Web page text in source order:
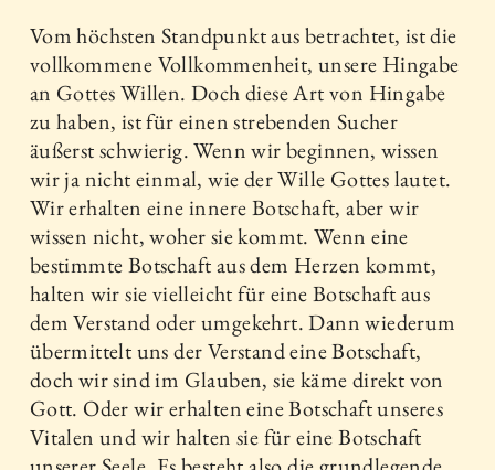
Vom höchsten Standpunkt aus betrachtet, ist die
vollkommene Vollkommenheit, unsere Hingabe
an Gottes Willen. Doch diese Art von Hingabe
zu haben, ist für einen strebenden Sucher
äußerst schwierig. Wenn wir beginnen, wissen
wir ja nicht einmal, wie der Wille Gottes lautet.
Wir erhalten eine innere Botschaft, aber wir
wissen nicht, woher sie kommt. Wenn eine
bestimmte Botschaft aus dem Herzen kommt,
halten wir sie vielleicht für eine Botschaft aus
dem Verstand oder umgekehrt. Dann wiederum
übermittelt uns der Verstand eine Botschaft,
doch wir sind im Glauben, sie käme direkt von
Gott. Oder wir erhalten eine Botschaft unseres
Vitalen und wir halten sie für eine Botschaft